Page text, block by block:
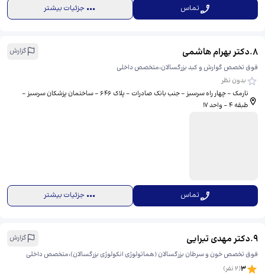
تماس جزئیات بیشتر
8
.دکتر بهرام هاشمی
گزارش
فوق تخصص گوارش و کبد بزرگسالان،متخصص داخلی
بدون نظر
نارمک - چهار راه سرسبز - جنب بانک صادرات - پلاک 646 - ساختمان پزشکان سرسبز -
طبقه 4 - واحد 17
تماس جزئیات بیشتر
9
.دکتر مهدی تبرایی
گزارش
فوق تخصص خون و سرطان بزرگسالان (هماتولوژی انکولوژی بزرگسالان)،متخصص داخلی
3
(
2نفر)